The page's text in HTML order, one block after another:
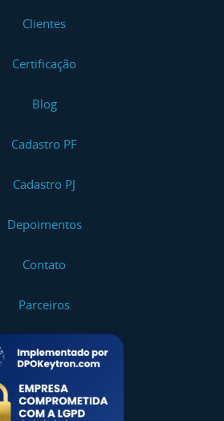
Clientes
Certificação
Blog
Cadastro PF
Cadastro PJ
Depoimentos
Contato
Parceiros